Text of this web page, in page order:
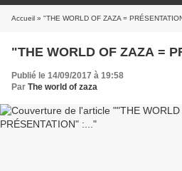
Accueil » "THE WORLD OF ZAZA =
"THE WORLD OF ZAZA =
Publié le 14/09/2017 à 19:58
Par The world of zaza